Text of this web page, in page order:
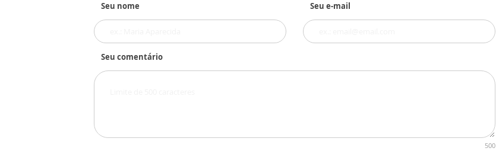
Seu nome Seu e-mail
Seu comentário
500